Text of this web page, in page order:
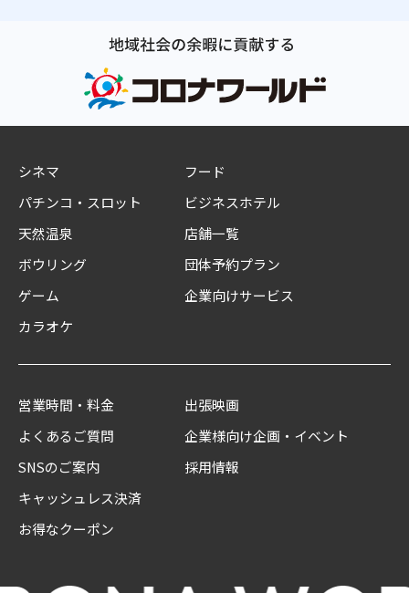
シネマ
パチンコ・スロット
天然温泉
ボウリング
ゲーム
カラオケ
フード
ビジネスホテル
店舗一覧
団体予約プラン
企業向けサービス
営業時間・料金
よくあるご質問
SNSのご案内
キャッシュレス決済
お得なクーポン
出張映画
企業様向け企画・イベント
採用情報